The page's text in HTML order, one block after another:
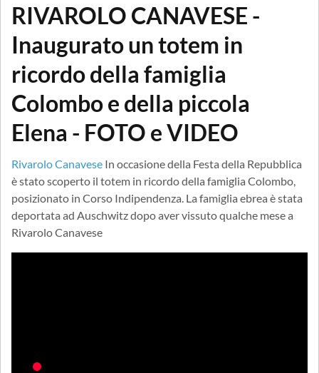
RIVAROLO CANAVESE -
Inaugurato un totem in
ricordo della famiglia
Colombo e della piccola
Elena - FOTO e VIDEO
Rivarolo Canavese In occasione della Festa della Repubblica
è stato scoperto il totem in ricordo della famiglia Colombo,
posizionato in Corso Indipendenza. La famiglia ebrea è stata
deportata ad Auschwitz dopo aver vissuto qualche mese a
Rivarolo Canavese